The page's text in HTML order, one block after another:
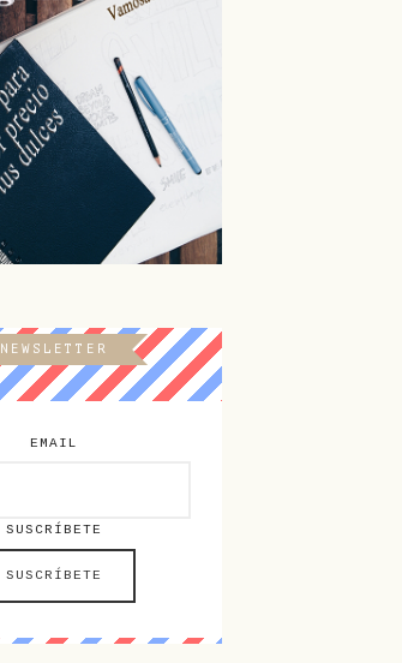
NEWSLETTER
EMAIL
SUSCRÍBETE